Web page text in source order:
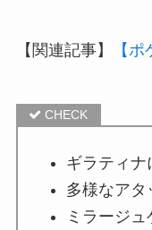
【関連記事】 【
ギラティナ
多様なアタ
ミラージ